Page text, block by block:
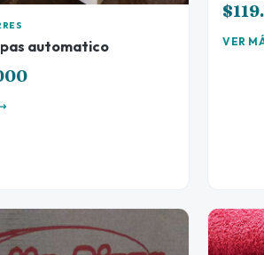
automatico VER